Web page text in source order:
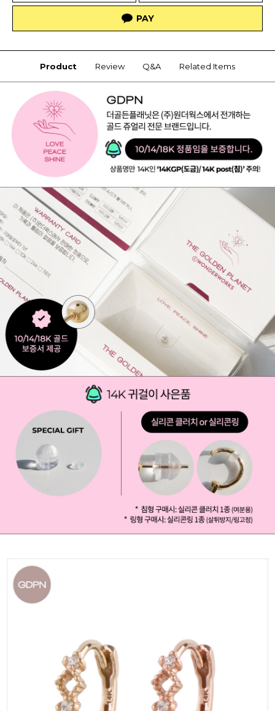
Product Review Q&A Related Items